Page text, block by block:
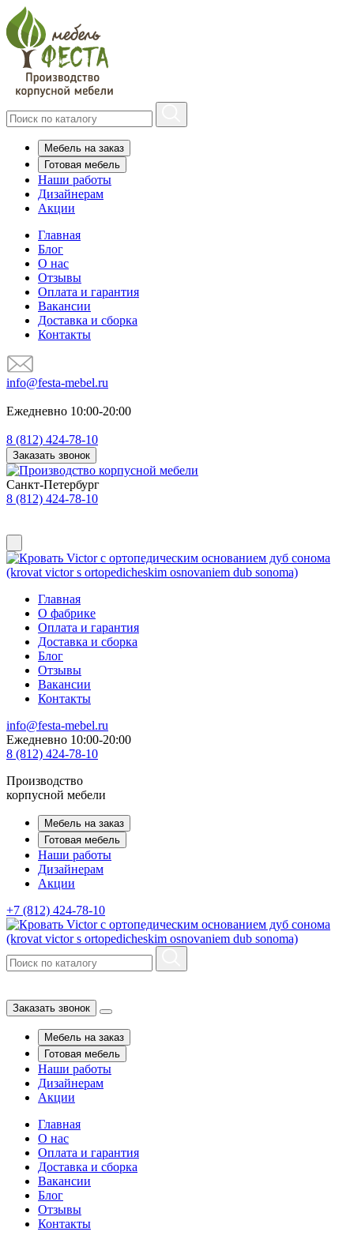
Мебель на заказ
Готовая мебель
Наши работы
Дизайнерам
Акции
Главная
Блог
О нас
Отзывы
Оплата и гарантия
Вакансии
Доставка и сборка
Контакты
info@festa-mebel.ru
Ежедневно 10:00-20:00
8 (812) 424-78-10
Заказать звонок
Санкт-Петербург
8 (812) 424-78-10
Главная
О фабрике
Оплата и гарантия
Доставка и сборка
Блог
Отзывы
Вакансии
Контакты
info@festa-mebel.ru
Ежедневно 10:00-20:00
8 (812) 424-78-10
Производство
корпусной мебели
Мебель на заказ
Готовая мебель
Наши работы
Дизайнерам
Акции
+7 (812) 424-78-10
Заказать звонок
Мебель на заказ
Готовая мебель
Наши работы
Дизайнерам
Акции
Главная
О нас
Оплата и гарантия
Доставка и сборка
Вакансии
Блог
Отзывы
Контакты